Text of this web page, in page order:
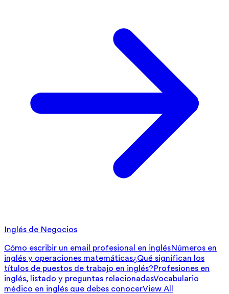
Inglés de Negocios
Cómo escribir un email profesional en inglésNúmeros en
inglés y operaciones matemáticas¿Qué significan los
títulos de puestos de trabajo en inglés?Profesiones en
inglés, listado y preguntas relacionadasVocabulario
médico en inglés que debes conocerView All